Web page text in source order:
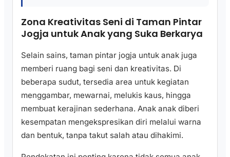
Zona Kreativitas Seni di Taman Pintar
Jogja untuk Anak yang Suka Berkarya
Selain sains, taman pintar jogja untuk anak juga
memberi ruang bagi seni dan kreativitas. Di
beberapa sudut, tersedia area untuk kegiatan
menggambar, mewarnai, melukis kaus, hingga
membuat kerajinan sederhana. Anak anak diberi
kesempatan mengekspresikan diri melalui warna
dan bentuk, tanpa takut salah atau dihakimi.